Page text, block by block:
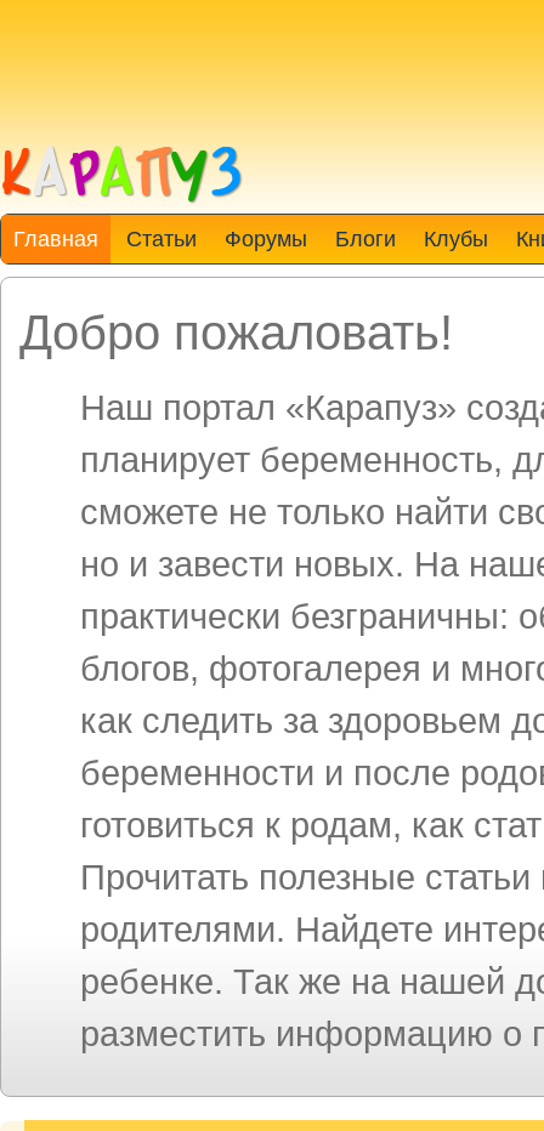
Главная Статьи Форумы Блоги Клубы
Добро пожаловать!
Наш портал «Карапуз»
планирует беременность,
сможете не только найти
но и завести новых. На
практически
блогов, фотогалерея и
как следить за здоровьем
беременности и после
готовиться к родам, как
Прочитать полезные
родителями. Найдете
ребенке. Так же на нашей
разместить информацию о